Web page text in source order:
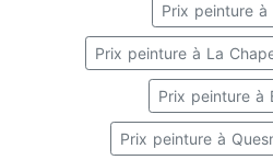
Prix peinture à
Prix peinture à La
Prix peinture à
Prix peinture à